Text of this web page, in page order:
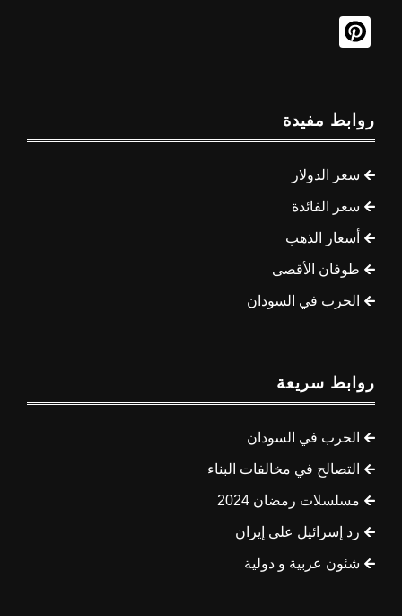
روابط مفيدة
سعر الدولار
سعر الفائدة
أسعار الذهب
طوفان الأقصى
الحرب في السودان
روابط سريعة
الحرب في السودان
التصالح في مخالفات البناء
مسلسلات رمضان 2024
رد إسرائيل على إيران
شئون عربية و دولية